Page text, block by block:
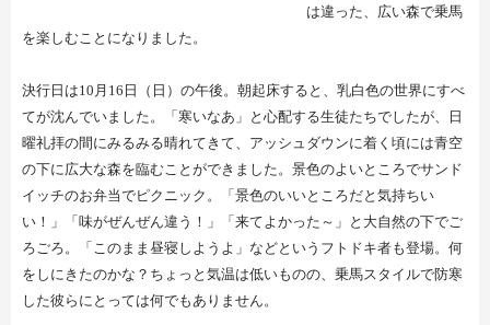
は違った、広い森で乗馬
を楽しむことになりました。
決行日は10 月 16 日（日）の午後。朝起床すると、乳白色の世界にすべ
てが沈んでいました。「寒いなあ」と心配する生徒たちでしたが、日
曜礼拝の間にみるみる晴れてきて、アッシュダウンに着く頃には青空
の下に広大な森を臨むことができました。景色のよいところでサンド
イッチのお弁当でピクニック。「景色のいいところだと気持ちい
い！」「味がぜんぜん違う！」「来てよかった～」と大自然の下でご
ろごろ。「このまま昼寝しようよ」などというフトドキ者も登場。何
をしにきたのかな？ちょっと気温は低いものの、乗馬スタイルで防寒
した彼らにとっては何でもありません。